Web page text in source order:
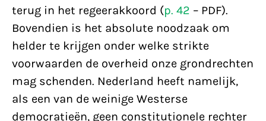
terug in het regeerakkoord (p. 42 – PDF).
Bovendien is het absolute noodzaak om
helder te krijgen onder welke strikte
voorwaarden de overheid onze grondrechten
mag schenden. Nederland heeft namelijk,
als een van de weinige Westerse
democratieën, geen constitutionele rechter